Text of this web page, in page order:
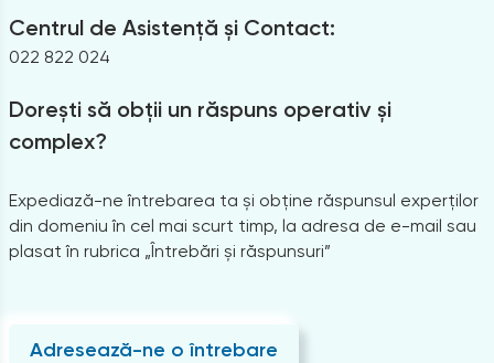
Centrul de Asistență și Contact:
022 822 024
Dorești să obții un răspuns operativ și
complex?
Expediază-ne întrebarea ta și obține răspunsul experților
din domeniu în cel mai scurt timp, la adresa de e-mail sau
plasat în rubrica „Întrebări și răspunsuri”
Adresează-ne o întrebare